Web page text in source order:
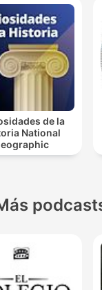
de la
National